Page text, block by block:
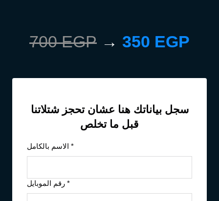
700 EGP → 350 EGP
سجل بياناتك هنا عشان تحجز شتلاتنا
قبل ما تخلص
الاسم بالكامل *
رقم الموبايل *